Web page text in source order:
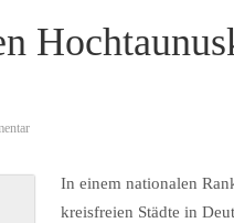
In einem nationalen
kreisfreien Städte in